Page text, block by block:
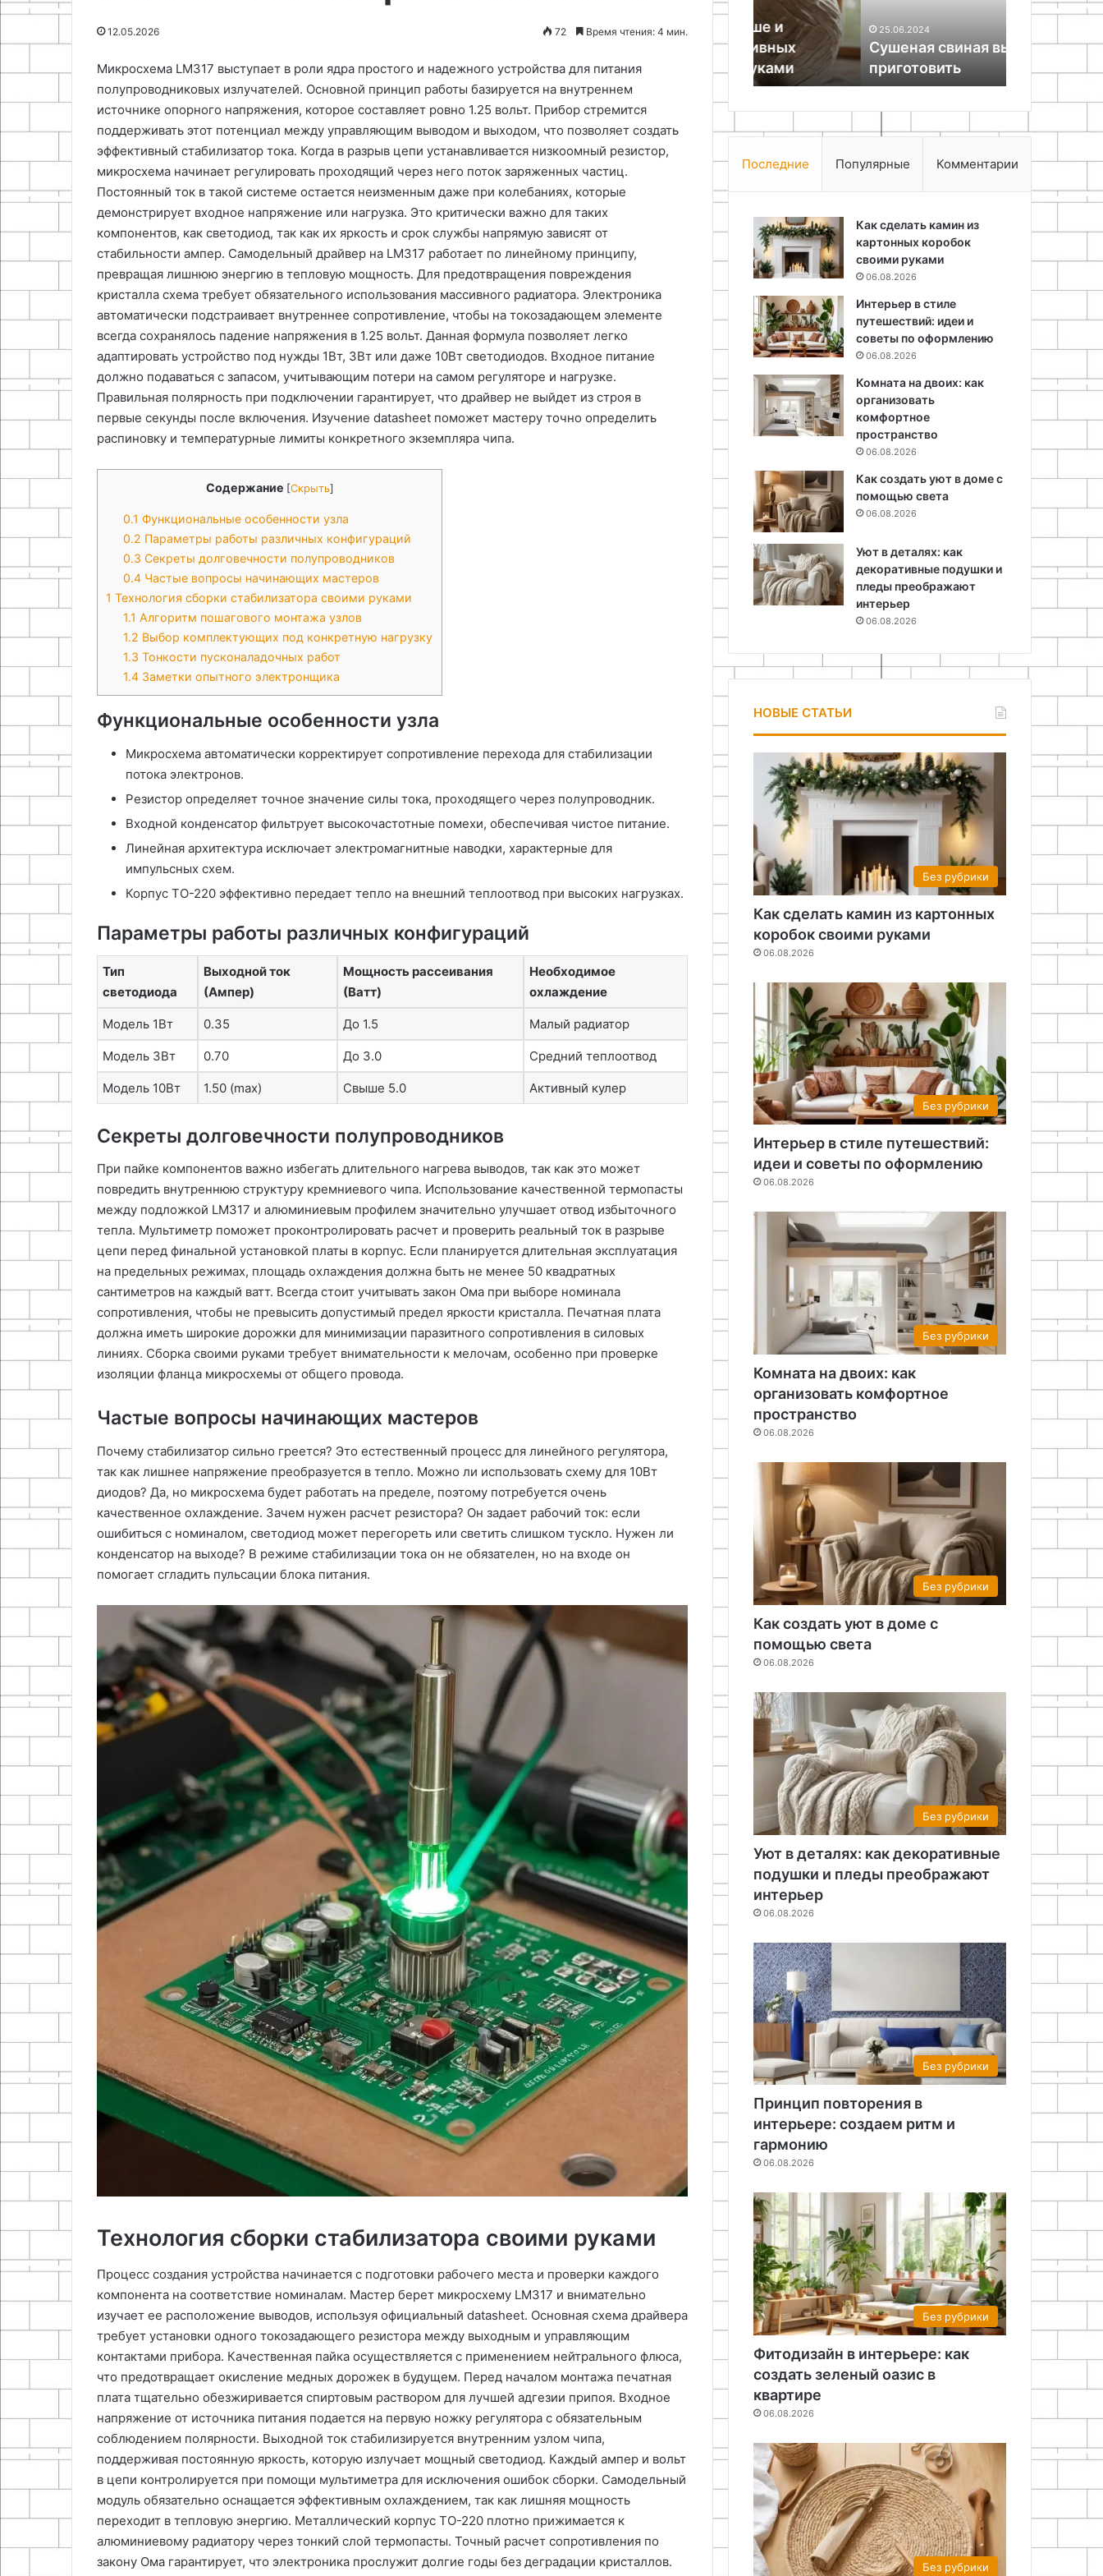
12.05.2026 72 Время чтения: 4 мин.
Микросхема LM317 выступает в роли ядра простого и надежного устройства для питания
полупроводниковых излучателей. Основной принцип работы базируется на внутреннем
источнике опорного напряжения, которое составляет ровно 1.25 вольт. Прибор стремится
поддерживать этот потенциал между управляющим выводом и выходом, что позволяет создать
эффективный стабилизатор тока. Когда в разрыв цепи устанавливается низкоомный резистор,
микросхема начинает регулировать проходящий через него поток заряженных частиц.
Постоянный ток в такой системе остается неизменным даже при колебаниях, которые
демонстрирует входное напряжение или нагрузка. Это критически важно для таких
компонентов, как светодиод, так как их яркость и срок службы напрямую зависят от
стабильности ампер. Самодельный драйвер на LM317 работает по линейному принципу,
превращая лишнюю энергию в тепловую мощность. Для предотвращения повреждения
кристалла схема требует обязательного использования массивного радиатора. Электроника
автоматически подстраивает внутреннее сопротивление, чтобы на токозадающем элементе
всегда сохранялось падение напряжения в 1.25 вольт. Данная формула позволяет легко
адаптировать устройство под нужды 1Вт, 3Вт или даже 10Вт светодиодов. Входное питание
должно подаваться с запасом, учитывающим потери на самом регуляторе и нагрузке.
Правильная полярность при подключении гарантирует, что драйвер не выйдет из строя в
первые секунды после включения. Изучение datasheet поможет мастеру точно определить
распиновку и температурные лимиты конкретного экземпляра чипа.
Содержание [Скрыть]
0.1 Функциональные особенности узла
0.2 Параметры работы различных конфигураций
0.3 Секреты долговечности полупроводников
0.4 Частые вопросы начинающих мастеров
1 Технология сборки стабилизатора своими руками
1.1 Алгоритм пошагового монтажа узлов
1.2 Выбор комплектующих под конкретную нагрузку
1.3 Тонкости пусконаладочных работ
1.4 Заметки опытного электронщика
Функциональные особенности узла
Микросхема автоматически корректирует сопротивление перехода для стабилизации
потока электронов.
Резистор определяет точное значение силы тока, проходящего через полупроводник.
Входной конденсатор фильтрует высокочастотные помехи, обеспечивая чистое питание.
Линейная архитектура исключает электромагнитные наводки, характерные для
импульсных схем.
Корпус TO-220 эффективно передает тепло на внешний теплоотвод при высоких нагрузках.
Параметры работы различных конфигураций
Тип
светодиода
Выходной ток
(Ампер)
Мощность рассеивания
(Ватт)
Необходимое
охлаждение
Модель 1Вт 0.35 До 1.5 Малый радиатор
Модель 3Вт 0.70 До 3.0 Средний теплоотвод
Модель 10Вт 1.50 (max) Свыше 5.0 Активный кулер
Секреты долговечности полупроводников
При пайке компонентов важно избегать длительного нагрева выводов, так как это может
повредить внутреннюю структуру кремниевого чипа. Использование качественной термопасты
между подложкой LM317 и алюминиевым профилем значительно улучшает отвод избыточного
тепла. Мультиметр поможет проконтролировать расчет и проверить реальный ток в разрыве
цепи перед финальной установкой платы в корпус. Если планируется длительная эксплуатация
на предельных режимах, площадь охлаждения должна быть не менее 50 квадратных
сантиметров на каждый ватт. Всегда стоит учитывать закон Ома при выборе номинала
сопротивления, чтобы не превысить допустимый предел яркости кристалла. Печатная плата
должна иметь широкие дорожки для минимизации паразитного сопротивления в силовых
линиях. Сборка своими руками требует внимательности к мелочам, особенно при проверке
изоляции фланца микросхемы от общего провода.
Частые вопросы начинающих мастеров
Почему стабилизатор сильно греется? Это естественный процесс для линейного регулятора,
так как лишнее напряжение преобразуется в тепло. Можно ли использовать схему для 10Вт
диодов? Да, но микросхема будет работать на пределе, поэтому потребуется очень
качественное охлаждение. Зачем нужен расчет резистора? Он задает рабочий ток: если
ошибиться с номиналом, светодиод может перегореть или светить слишком тускло. Нужен ли
конденсатор на выходе? В режиме стабилизации тока он не обязателен, но на входе он
помогает сгладить пульсации блока питания.
Технология сборки стабилизатора своими руками
Процесс создания устройства начинается с подготовки рабочего места и проверки каждого
компонента на соответствие номиналам. Мастер берет микросхему LM317 и внимательно
изучает ее расположение выводов, используя официальный datasheet. Основная схема драйвера
требует установки одного токозадающего резистора между выходным и управляющим
контактами прибора. Качественная пайка осуществляется с применением нейтрального флюса,
что предотвращает окисление медных дорожек в будущем. Перед началом монтажа печатная
плата тщательно обезжиривается спиртовым раствором для лучшей адгезии припоя. Входное
напряжение от источника питания подается на первую ножку регулятора с обязательным
соблюдением полярности. Выходной ток стабилизируется внутренним узлом чипа,
поддерживая постоянную яркость, которую излучает мощный светодиод. Каждый ампер и вольт
в цепи контролируется при помощи мультиметра для исключения ошибок сборки. Самодельный
модуль обязательно оснащается эффективным охлаждением, так как лишняя мощность
переходит в тепловую энергию. Металлический корпус TO-220 плотно прижимается к
алюминиевому радиатору через тонкий слой термопасты. Точный расчет сопротивления по
закону Ома гарантирует, что электроника прослужит долгие годы без деградации кристаллов.
Подготовка лесных грибов к
термической обработке
средство для унитаза
Техника папье-маше и
изделий своими руками
25.06.2024
Сушеная свиная вырезка как
приготовить
руками
Как
Пасхе
Последние Популярные Комментарии
Как сделать камин из
картонных коробок
своими руками
06.08.2026
Интерьер в стиле
путешествий: идеи и
советы по оформлению
06.08.2026
Комната на двоих: как
организовать
комфортное
пространство
06.08.2026
Как создать уют в доме с
помощью света
06.08.2026
Уют в деталях: как
декоративные подушки и
пледы преображают
интерьер
06.08.2026
НОВЫЕ СТАТЬИ
Без рубрики
Как сделать камин из картонных
коробок своими руками
06.08.2026
Без рубрики
Интерьер в стиле путешествий:
идеи и советы по оформлению
06.08.2026
Без рубрики
Комната на двоих: как
организовать комфортное
пространство
06.08.2026
Без рубрики
Как создать уют в доме с
помощью света
06.08.2026
Без рубрики
Уют в деталях: как декоративные
подушки и пледы преображают
интерьер
06.08.2026
Без рубрики
Принцип повторения в
интерьере: создаем ритм и
гармонию
06.08.2026
Без рубрики
Фитодизайн в интерьере: как
создать зеленый оазис в
квартире
06.08.2026
Без рубрики